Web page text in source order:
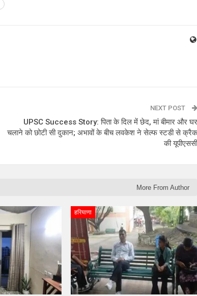
NEXT POST
UPSC Success Story: पिता के दिल में छेद, मां बीमार और घर
चलाने को छोटी सी दुकान; अभावों के बीच लवकेश ने सेल्फ स्टडी से क्रैक
की यूपीएससी
More From Author
हरियाणा